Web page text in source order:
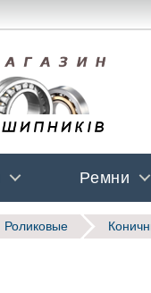
Ремни
Роликовые